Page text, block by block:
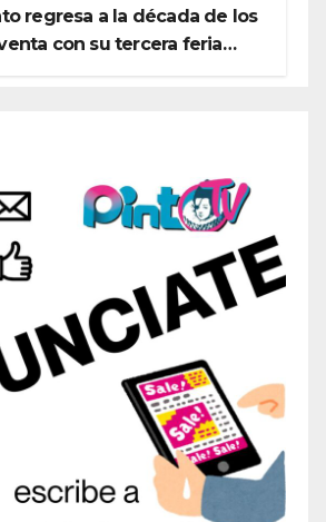
regresa a la década de los
con su tercera feria